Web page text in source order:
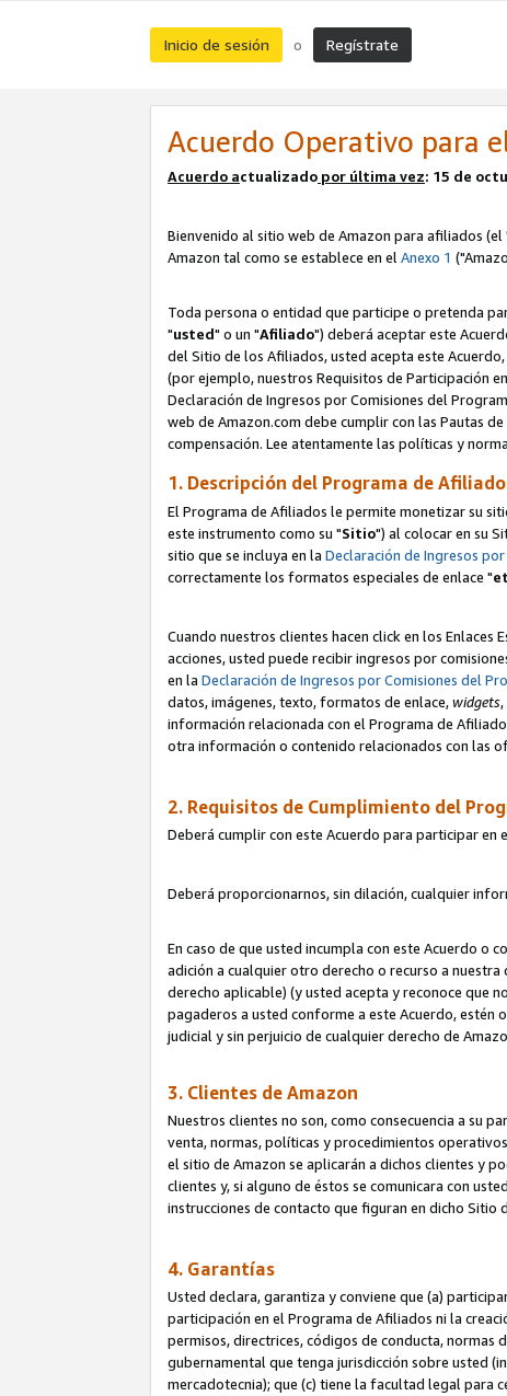
Inicio de sesión o Regístrate
Acuerdo Operativo para
Acuerdo actualizado por última vez: 15 de
Bienvenido al sitio web de Amazon para afiliados
Amazon tal como se establece en elAnexo 1
Toda persona o entidad que participe o pretenda
"usted" o un "Afiliado") deberá aceptar este
del Sitio de los Afiliados, usted acepta este
(por ejemplo, nuestros Requisitos de Participación
Declaración de Ingresos por Comisiones del
web de Amazon.com debe cumplir con las Pautas
compensación. Lee atentamente las políticas y
1. Descripción del Programa de
El Programa de Afiliados le permite monetizar su
este instrumento como su "Sitio") al colocar en su
sitio que se incluya en la Declaración de Ingresos
correctamente los formatos especiales de enlace "
Cuando nuestros clientes hacen click en los
acciones, usted puede recibir ingresos por
en la Declaración de Ingresos por Comisiones del
datos, imágenes, texto, formatos de enlace,widgets
información relacionada con el Programa de
otra información o contenido relacionados con las
2. Requisitos de Cumplimiento del
Deberá cumplir con este Acuerdo para participar
Deberá proporcionarnos, sin dilación, cualquier
En caso de que usted incumpla con este Acuerdo o
adición a cualquier otro derecho o recurso a
derecho aplicable) (y usted acepta y reconoce que
pagaderos a usted conforme a este Acuerdo, estén
judicial y sin perjuicio de cualquier derecho de
3. Clientes de Amazon
Nuestros clientes no son, como consecuencia a su
venta, normas, políticas y procedimientos
el sitio de Amazon se aplicarán a dichos clientes y
clientes y, si alguno de éstos se comunicara con
instrucciones de contacto que figuran en dicho Sitio
4. Garantías
Usted declara, garantiza y conviene que (a)
participación en el Programa de Afiliados ni la
permisos, directrices, códigos de conducta, normas
gubernamental que tenga jurisdicción sobre usted
mercadotecnia); que (c) tiene la facultad legal para